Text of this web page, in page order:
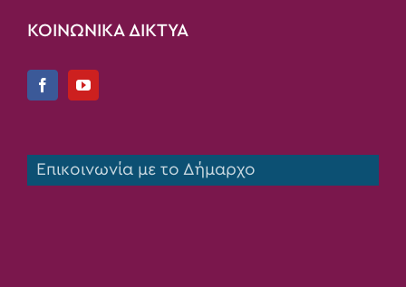
ΚΟΙΝΩΝΙΚΑ ΔΙΚΤΥΑ
Επικοινωνία με το Δήμαρχο